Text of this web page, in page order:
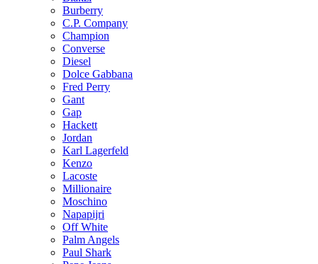
Burberry
C.P. Company
Champion
Converse
Diesel
Dolce Gabbana
Fred Perry
Gant
Gap
Hackett
Jordan
Karl Lagerfeld
Kenzo
Lacoste
Millionaire
Moschino
Napapijri
Off White
Palm Angels
Paul Shark